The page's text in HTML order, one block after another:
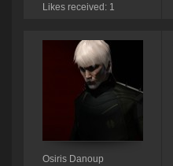
Likes received: 1
Osiris Danoup